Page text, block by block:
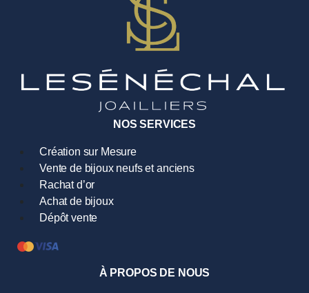
NOS SERVICES
Création sur Mesure
Vente de bijoux neufs et anciens
Rachat d’or
Achat de bijoux
Dépôt vente
À PROPOS DE NOUS